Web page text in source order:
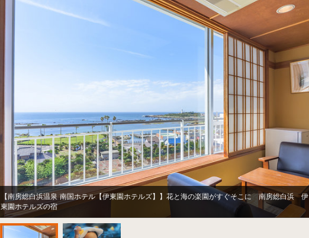
【南房総白浜温泉 南国ホテル【伊東園ホテルズ】】花と海の楽園がすぐそこに 南房総白浜 伊
東園ホテルズの宿